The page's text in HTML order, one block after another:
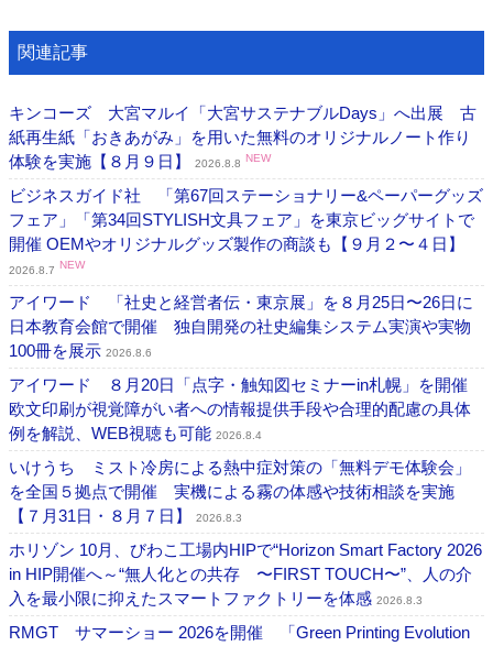
関連記事
キンコーズ 大宮マルイ「大宮サステナブルDays」へ出展 古
紙再生紙「おきあがみ」を用いた無料のオリジナルノート作り
体験を実施【８月９日】
2026.8.8 NEW
ビジネスガイド社 「第67回ステーショナリー&ペーパーグッズ
フェア」「第34回STYLISH文具フェア」を東京ビッグサイトで
開催 OEMやオリジナルグッズ製作の商談も【９月２〜４日】
2026.8.7 NEW
アイワード 「社史と経営者伝・東京展」を８月25日〜26日に
日本教育会館で開催 独自開発の社史編集システム実演や実物
100冊を展示 2026.8.6
アイワード ８月20日「点字・触知図セミナーin札幌」を開催
欧文印刷が視覚障がい者への情報提供手段や合理的配慮の具体
例を解説、WEB視聴も可能 2026.8.4
いけうち ミスト冷房による熱中症対策の「無料デモ体験会」
を全国５拠点で開催 実機による霧の体感や技術相談を実施
【７月31日・８月７日】
2026.8.3
ホリゾン 10月、びわこ工場内HIPで“Horizon Smart Factory 2026
in HIP開催へ～“無人化との共存 〜FIRST TOUCH〜”、人の介
入を最小限に抑えたスマートファクトリーを体感 2026.8.3
RMGT サマーショー 2026を開催 「Green Printing Evolution